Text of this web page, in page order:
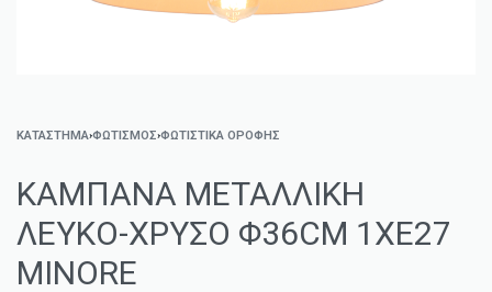
ΚΑΤΑΣΤΗΜΑ›ΦΩΤΙΣΜΌΣ›ΦΩΤΙΣΤΙΚΆ ΟΡΟΦΉΣ
ΚΑΜΠΑΝΑ ΜΕΤΑΛΛΙΚΗ
ΛΕΥΚΟ-ΧΡΥΣΟ Φ36CM 1ΧE27
MINORE